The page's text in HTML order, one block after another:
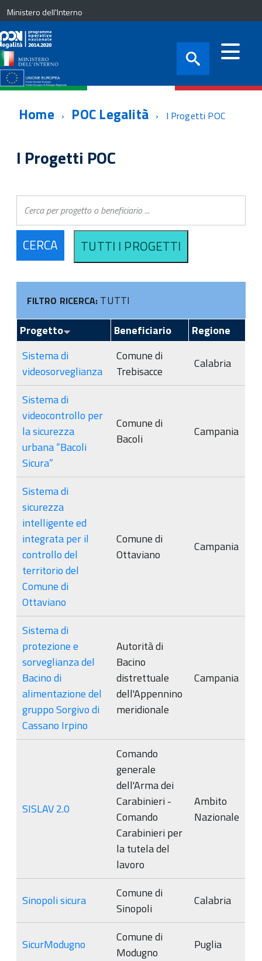
Ministero dell'Interno
Home POC Legalità I Progetti POC
I Progetti POC
FILTRO RICERCA: TUTTI
Progetto
Beneficiario
Regione
Sistema di
videosorveglianza
Comune di
Trebisacce
Calabria
Sistema di
videocontrollo per
la sicurezza
urbana “Bacoli
Sicura”
Comune di
Bacoli
Campania
Sistema di
sicurezza
intelligente ed
integrata per il
controllo del
territorio del
Comune di
Ottaviano
Comune di
Ottaviano
Campania
Sistema di
protezione e
sorveglianza del
Bacino di
alimentazione del
gruppo Sorgivo di
Cassano Irpino
Autorità di
Bacino
distrettuale
dell'Appennino
meridionale
Campania
SISLAV 2.0
Comando
generale
dell'Arma dei
Carabinieri -
Comando
Carabinieri per
la tutela del
lavoro
Ambito
Nazionale
Sinopoli sicura
Comune di
Sinopoli
Calabria
SicurModugno
Comune di
Modugno
Puglia